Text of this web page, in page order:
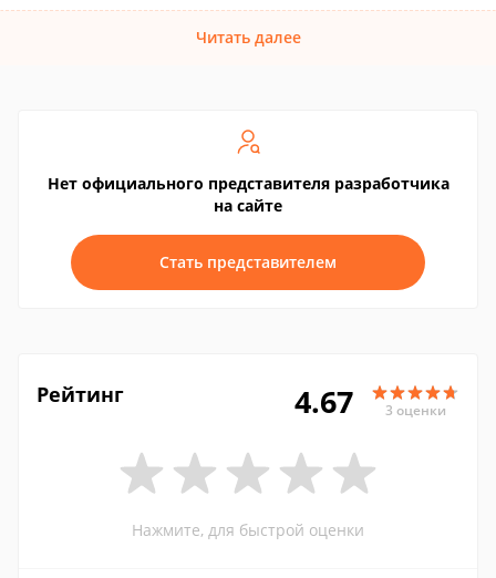
Читать далее
Нет официального представителя разработчика
на сайте
Стать представителем
Рейтинг 4.67 3 оценки
Нажмите, для быстрой оценки